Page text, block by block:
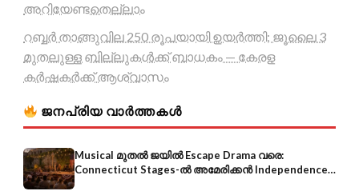
അറിയേണ്ടതെല്ലാം
റബ്ബർ താങ്ങുവില 250 രൂപയായി ഉയർത്തി; ജൂലൈ 3
മുതലുള്ള ബില്ലുകൾക്ക് ബാധകം — കേരള
കർഷകർക്ക് ആശ്വാസം
ജനപ്രിയ വാർത്തകൾ
Musical മുതൽ ജയിൽ Escape Drama വരെ:
Connecticut Stages-ൽ അമേരിക്കൻ Independence-
ന്റെ 250-ആം വാർഷികം